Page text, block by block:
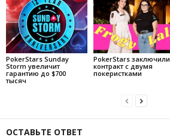
PokerStars Sunday
Storm увеличит
гарантию до $700
тысяч
PokerStars заключили
контракт с двумя
покеристками
ОСТАВЬТЕ ОТВЕТ